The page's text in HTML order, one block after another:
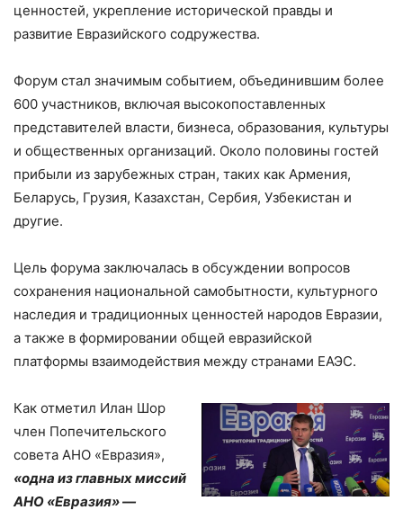
ценностей, укрепление исторической правды и
развитие Евразийского содружества.
Форум стал значимым событием, объединившим более
600 участников, включая высокопоставленных
представителей власти, бизнеса, образования, культуры
и общественных организаций. Около половины гостей
прибыли из зарубежных стран, таких как Армения,
Беларусь, Грузия, Казахстан, Сербия, Узбекистан и
другие.
Цель форума заключалась в обсуждении вопросов
сохранения национальной самобытности, культурного
наследия и традиционных ценностей народов Евразии,
а также в формировании общей евразийской
платформы взаимодействия между странами ЕАЭС.
Как отметил Илан Шор
член Попечительского
совета АНО «Евразия»,
«одна из главных миссий
АНО «Евразия» —